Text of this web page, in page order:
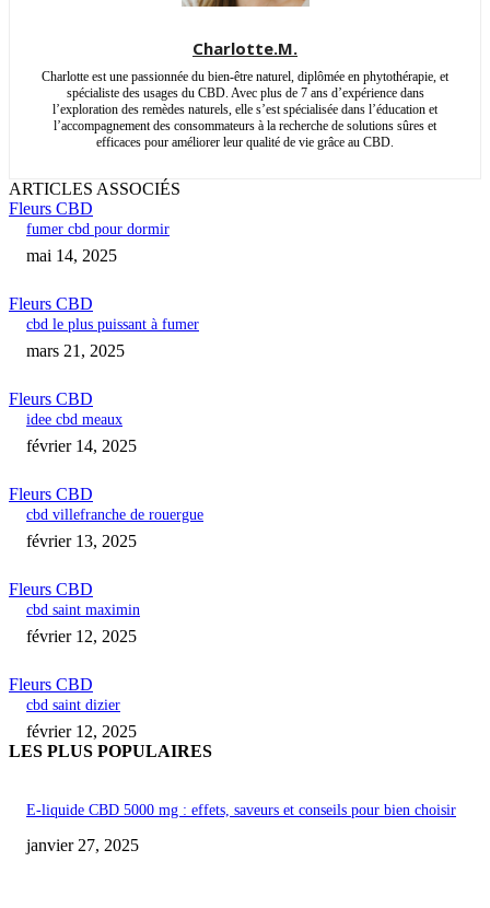
Charlotte.M.
Charlotte est une passionnée du bien-être naturel, diplômée en phytothérapie, et
spécialiste des usages du CBD. Avec plus de 7 ans d’expérience dans
l’exploration des remèdes naturels, elle s’est spécialisée dans l’éducation et
l’accompagnement des consommateurs à la recherche de solutions sûres et
efficaces pour améliorer leur qualité de vie grâce au CBD.
ARTICLES ASSOCIÉS
Fleurs CBD
fumer cbd pour dormir
mai 14, 2025
Fleurs CBD
cbd le plus puissant à fumer
mars 21, 2025
Fleurs CBD
idee cbd meaux
février 14, 2025
Fleurs CBD
cbd villefranche de rouergue
février 13, 2025
Fleurs CBD
cbd saint maximin
février 12, 2025
Fleurs CBD
cbd saint dizier
février 12, 2025
LES PLUS POPULAIRES
E-liquide CBD 5000 mg : effets, saveurs et conseils pour bien choisir
janvier 27, 2025